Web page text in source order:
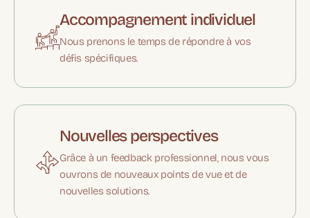
Accompagnement individuel
Nous prenons le temps de répondre à vos
défis spécifiques.
Nouvelles perspectives
Grâce à un feedback professionnel, nous vous
ouvrons de nouveaux points de vue et de
nouvelles solutions.